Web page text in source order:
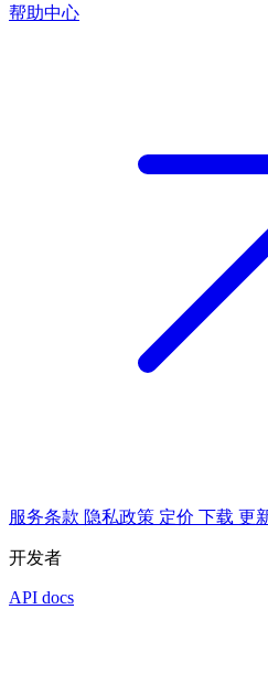
帮助中心
服务条款 隐私政策 定价 下载 更
开发者
API docs